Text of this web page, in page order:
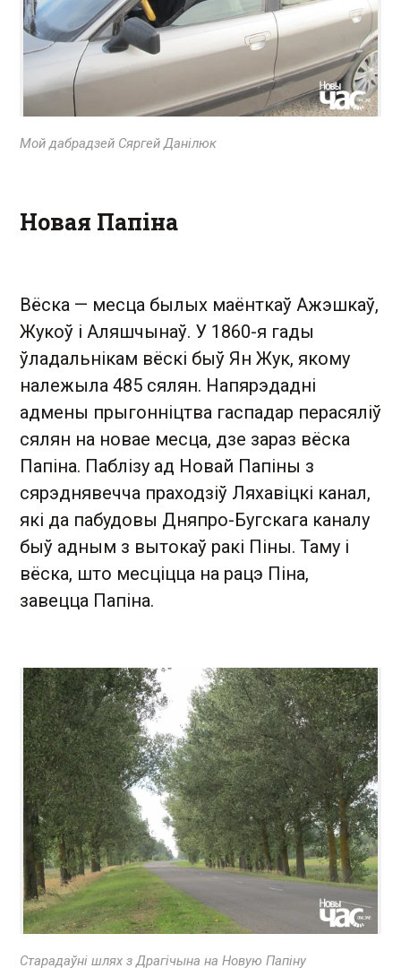
Мой дабрадзей Сяргей Данілюк
Новая Папіна
Вёска — месца былых маёнткаў Ажэшкаў,
Жукоў і Аляшчынаў. У 1860-я гады
ўладальнікам вёскі быў Ян Жук, якому
належыла 485 сялян. Напярэдадні
адмены прыгонніцтва гаспадар перасяліў
сялян на новае месца, дзе зараз вёска
Папіна. Паблізу ад Новай Папіны з
сярэднявечча праходзіў Ляхавіцкі канал,
які да пабудовы Дняпро-Бугскага каналу
быў адным з вытокаў ракі Піны. Таму і
вёска, што месціцца на рацэ Піна,
завецца Папіна.
Старадаўні шлях з Драгічына на Новую Папіну